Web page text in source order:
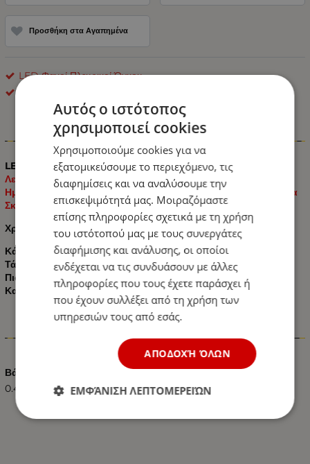
Προσθήκη στα Αγαπημένα
LED Φανοί Πλευρικοί Όγκου
LED Όγκου Е-Mark 12V IP68 κατάλληλο για: Φορτηγά /
Λεωφορεία / Τροχόσπιτα / Ρυμουλκούμενα και
Ημιρυμουλκούμενα / Γεωργικά Μηχανήματα / Πλατφόρμες για
Σκάφη και Μοτοσικλέτες κτλ.
Χρώμα:
Πορτοκαλί
Κάθετη ή Οριζόντια Τοποθέτηση
Τάση:
Πιστοποιητικό Е-Mark : E20
Κατηγορία προστασίας: IP66 / 68
Χαρακτηριστικά
Βάρος (kg.)
0.40
Αυτός ο ιστότοπος
χρησιμοποιεί cookies
Χρησιμοποιούμε cookies για να
εξατομικεύσουμε το περιεχόμενο, τις
διαφημίσεις και να αναλύσουμε την
επισκεψιμότητά μας. Μοιραζόμαστε
επίσης πληροφορίες σχετικά με τη χρήση
του ιστότοπού μας με τους συνεργάτες
διαφήμισης και ανάλυσης, οι οποίοι
ενδέχεται να τις συνδυάσουν με άλλες
πληροφορίες που τους έχετε παράσχει ή
που έχουν συλλέξει από τη χρήση των
υπηρεσιών τους από εσάς.
ΑΠΟΔΟΧΉ ΌΛΩΝ
ΕΜΦΆΝΙΣΗ ΛΕΠΤΟΜΕΡΕΙΏΝ